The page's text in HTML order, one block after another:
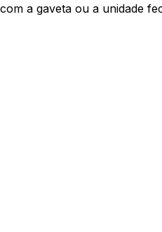
a gaveta ou a unidade